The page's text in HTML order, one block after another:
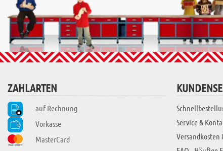
ZAHLARTEN
auf Rechnung
Vorkasse
MasterCard
Service &
Versandkosten